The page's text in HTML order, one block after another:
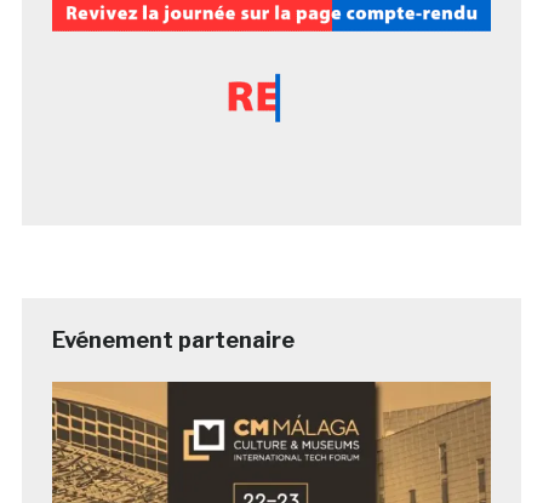
Evénement partenaire